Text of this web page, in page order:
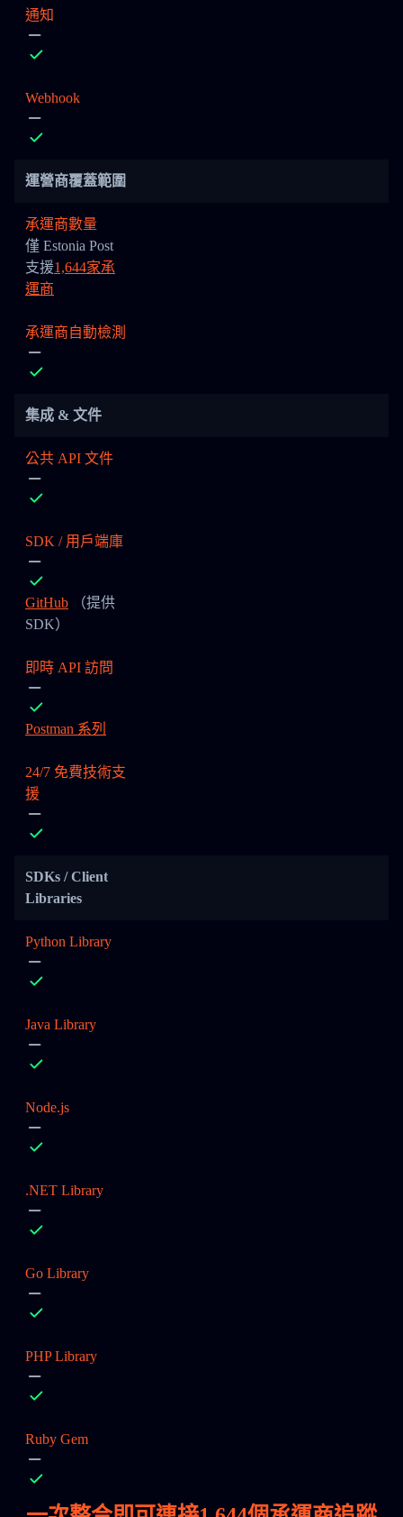
通知
Webhook
運營商覆蓋範圍
承運商數量
僅 Estonia Post
支援1,644家承
運商
承運商自動檢測
集成 & 文件
公共 API 文件
SDK / 用戶端庫
GitHub （提供
SDK）
即時 API 訪問
Postman 系列
24/7 免費技術支
援
SDKs / Client
Libraries
Python Library
Java Library
Node.js
.NET Library
Go Library
PHP Library
Ruby Gem